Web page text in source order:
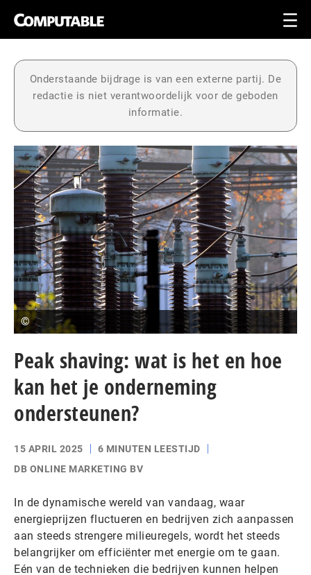
Onderstaande bijdrage is van een externe partij. De
redactie is niet verantwoordelijk voor de geboden
informatie.
©
Peak shaving: wat is het en hoe
kan het je onderneming
ondersteunen?
15 APRIL 2025
6 MINUTEN LEESTIJD
DB ONLINE MARKETING BV
In de dynamische wereld van vandaag, waar
energieprijzen fluctueren en bedrijven zich aanpassen
aan steeds strengere milieuregels, wordt het steeds
belangrijker om efficiënter met energie om te gaan.
Eén van de technieken die bedrijven kunnen helpen